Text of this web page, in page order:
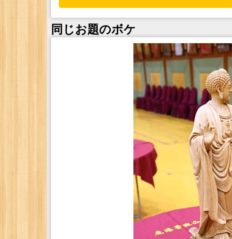
同じお題のボケ